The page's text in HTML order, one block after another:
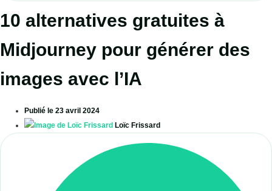
10 alternatives gratuites à
Midjourney pour générer des
images avec l’IA
Publié le 23 avril 2024
Loïc Frissard